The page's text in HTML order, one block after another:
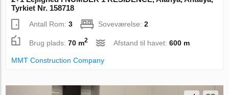
Tyrkiet Nr. 158718
Antall Rom:3 Soveværelse:2
Brug plads:70 m2 Afstand til havet:600 m
MMT Construction Company